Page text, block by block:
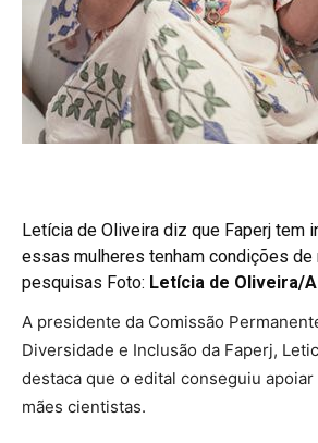
Letícia de Oliveira diz que Faperj tem
essas mulheres tenham condições de
pesquisas Foto: Letícia de Oliveira/
A presidente da Comissão
Diversidade e Inclusão da Faperj,
destaca que o edital conseguiu
mães cientistas.